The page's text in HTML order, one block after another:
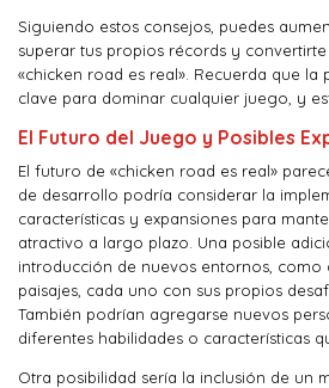
Siguiendo estos consejos, puedes
superar tus propios récords y
«chicken road es real». Recuerda que la
clave para dominar cualquier juego, y
El Futuro del Juego y Posibles
El futuro de «chicken road es real»
de desarrollo podría considerar la
características y expansiones para
atractivo a largo plazo. Una posible
introducción de nuevos entornos, como
paisajes, cada uno con sus propios
También podrían agregarse nuevos
diferentes habilidades o características
Otra posibilidad sería la inclusión de un